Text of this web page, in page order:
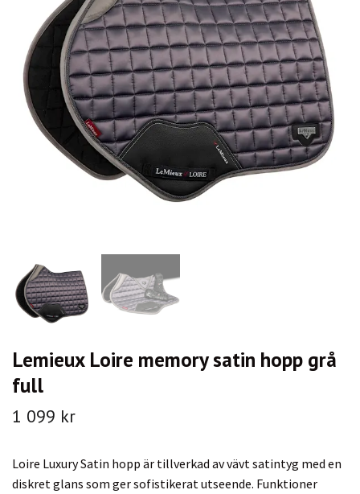
Lemieux Loire memory satin hopp grå
full
1 099 kr
Loire Luxury Satin hopp är tillverkad av vävt satintyg med en
diskret glans som ger sofistikerat utseende. Funktioner